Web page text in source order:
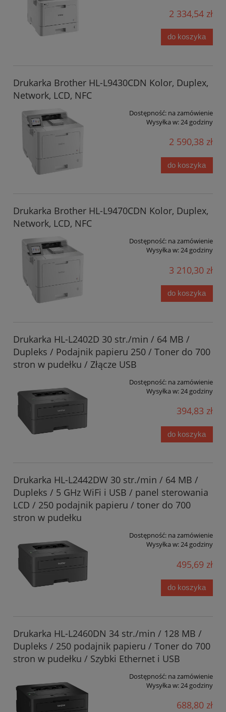
2 334,54 zł
do koszyka
Drukarka Brother HL-L9430CDN Kolor, Duplex,
Network, LCD, NFC
Dostępność: na zamówienie
Wysyłka w:24 godziny
2 590,38 zł
do koszyka
Drukarka Brother HL-L9470CDN Kolor, Duplex,
Network, LCD, NFC
Dostępność: na zamówienie
Wysyłka w:24 godziny
3 210,30 zł
do koszyka
Drukarka HL-L2402D 30 str./min / 64 MB /
Dupleks / Podajnik papieru 250 / Toner do 700
stron w pudełku / Złącze USB
Dostępność: na zamówienie
Wysyłka w: 24 godziny
394,83 zł
do koszyka
Drukarka HL-L2442DW 30 str./min / 64 MB /
Dupleks / 5 GHz WiFi i USB / panel sterowania
LCD / 250 podajnik papieru / toner do 700
stron w pudełku
Dostępność: na zamówienie
Wysyłka w:24 godziny
495,69 zł
do koszyka
Drukarka HL-L2460DN 34 str./min / 128 MB /
Dupleks / 250 podajnik papieru / Toner do 700
stron w pudełku / Szybki Ethernet i USB
Dostępność: na zamówienie
Wysyłka w: 24 godziny
688,80 zł